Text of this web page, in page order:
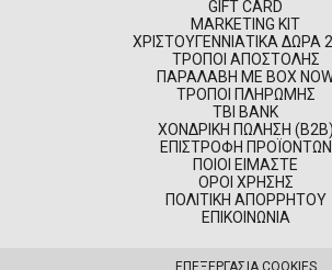
GIFT CARD
MARKETING KIT
ΧΡΙΣΤΟΥΓΕΝΝΙΆΤΙΚΑ ΔΏΡΑ
ΤΡΌΠΟΙ ΑΠΟΣΤΟΛΉΣ
ΠΑΡΑΛΑΒΉ ΜΕ BOX
ΤΡΌΠΟΙ ΠΛΗΡΩΜΉΣ
TBI BANK
ΧΟΝΔΡΙΚΉ ΠΏΛΗΣΗ (B2B)
ΕΠΙΣΤΡΟΦΉ ΠΡΟΪΌΝΤΩΝ
ΠΟΙΟΊ ΕΊΜΑΣΤΕ
ΌΡΟΙ ΧΡΉΣΗΣ
ΠΟΛΙΤΙΚΉ ΑΠΟΡΡΉΤΟΥ
ΕΠΙΚΟΙΝΩΝΊΑ